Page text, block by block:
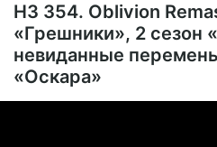
НЗ 354. Oblivion
«Грешники», 2 сезон
невиданные
«Оскара»